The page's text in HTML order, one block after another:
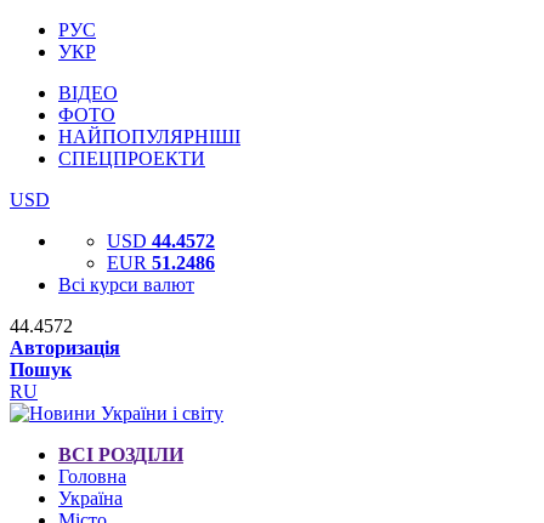
РУС
УКР
ВІДЕО
ФОТО
НАЙПОПУЛЯРНІШІ
СПЕЦПРОЕКТИ
USD
USD 44.4572
EUR 51.2486
Всі курси валют
44.4572
Авторизація
Пошук
RU
ВСІ РОЗДІЛИ
Головна
Україна